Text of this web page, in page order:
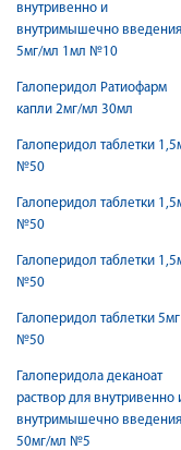
внутривенно и
внутримышечно введения
5мг/мл 1мл №10
Галоперидол Ратиофарм
капли 2мг/мл 30мл
Галоперидол таблетки
№50
Галоперидол таблетки
№50
Галоперидол таблетки
№50
Галоперидол таблетки 5мг
№50
Галоперидола деканоат
раствор для внутривенно
внутримышечно введения
50мг/мл №5